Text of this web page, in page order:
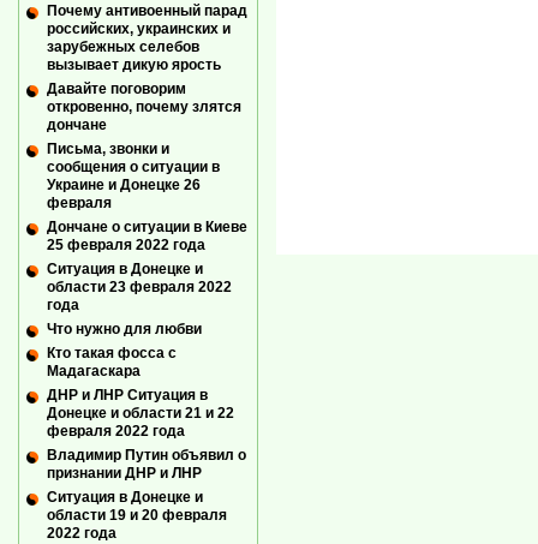
Почему антивоенный парад
российских, украинских и
зарубежных селебов
вызывает дикую ярость
Давайте поговорим
откровенно, почему злятся
дончане
Письма, звонки и
сообщения о ситуации в
Украине и Донецке 26
февраля
Дончане о ситуации в Киеве
25 февраля 2022 года
Ситуация в Донецке и
области 23 февраля 2022
года
Что нужно для любви
Кто такая фосса с
Мадагаскара
ДНР и ЛНР Ситуация в
Донецке и области 21 и 22
февраля 2022 года
Владимир Путин объявил о
признании ДНР и ЛНР
Ситуация в Донецке и
области 19 и 20 февраля
2022 года